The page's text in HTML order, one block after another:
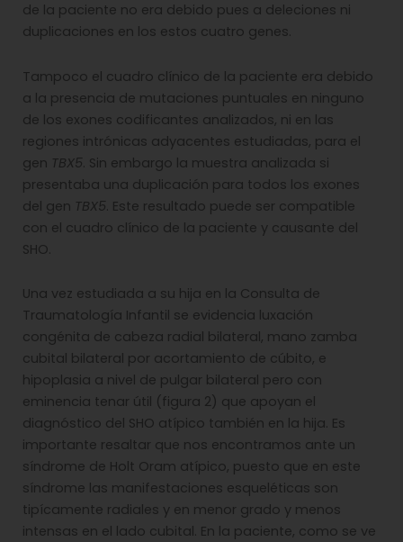
de la paciente no era debido pues a deleciones ni
duplicaciones en los estos cuatro genes.
Tampoco el cuadro clínico de la paciente era debido
a la presencia de mutaciones puntuales en ninguno
de los exones codificantes analizados, ni en las
regiones intrónicas adyacentes estudiadas, para el
gen TBX5. Sin embargo la muestra analizada si
presentaba una duplicación para todos los exones
del gen TBX5. Este resultado puede ser compatible
con el cuadro clínico de la paciente y causante del
SHO.
Una vez estudiada a su hija en la Consulta de
Traumatología Infantil se evidencia luxación
congénita de cabeza radial bilateral, mano zamba
cubital bilateral por acortamiento de cúbito, e
hipoplasia a nivel de pulgar bilateral pero con
eminencia tenar útil (figura 2) que apoyan el
diagnóstico del SHO atípico también en la hija. Es
importante resaltar que nos encontramos ante un
síndrome de Holt Oram atípico, puesto que en este
síndrome las manifestaciones esqueléticas son
tipícamente radiales y en menor grado y menos
intensas en el lado cubital. En la paciente, como se ve